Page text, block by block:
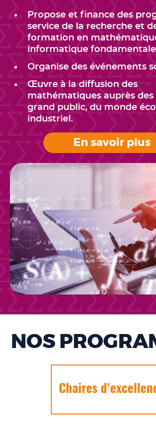
Propose et finance des
service de la recherche et
formation en
informatique fondamentale
Organise des événements
Œuvre à la diffusion des
mathématiques auprès des
grand public, du monde
industriel.
En savoir plus
NOS
Chaires